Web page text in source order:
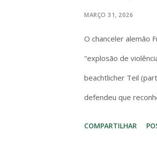
MARÇO 31, 2026
O chanceler alemão
"explosão de
beachtlicher Teil
defendeu que
relativizar o
Kriminalstatistik
COMPARTILHAR